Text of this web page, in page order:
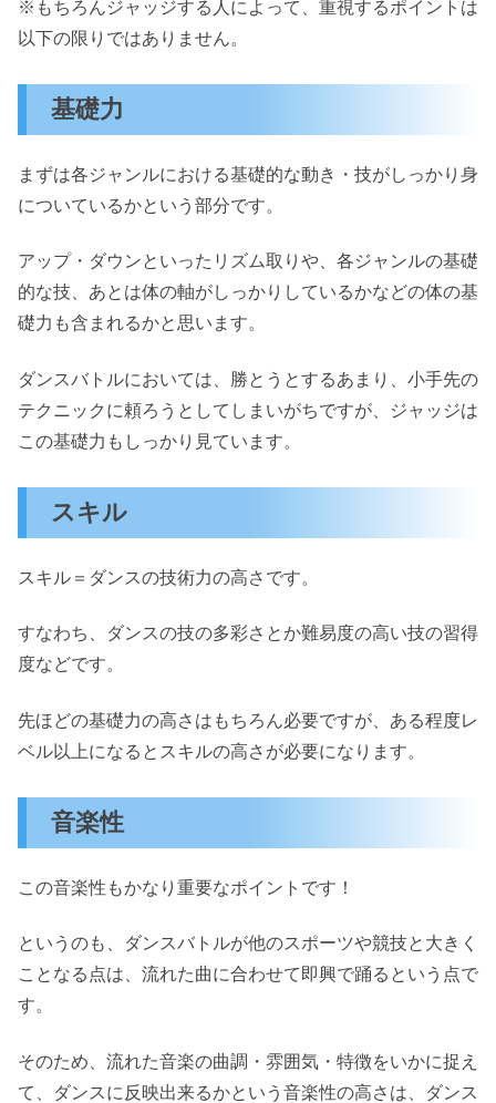
※もちろんジャッジする人によって、重視するポイントは
以下の限りではありません。
基礎力
まずは各ジャンルにおける基礎的な動き・技がしっかり身
についているかという部分です。
アップ・ダウンといったリズム取りや、各ジャンルの基礎
的な技、あとは体の軸がしっかりしているかなどの体の基
礎力も含まれるかと思います。
ダンスバトルにおいては、勝とうとするあまり、小手先の
テクニックに頼ろうとしてしまいがちですが、ジャッジは
この基礎力もしっかり見ています。
スキル
スキル＝ダンスの技術力の高さです。
すなわち、ダンスの技の多彩さとか難易度の高い技の習得
度などです。
先ほどの基礎力の高さはもちろん必要ですが、ある程度レ
ベル以上になるとスキルの高さが必要になります。
音楽性
この音楽性もかなり重要なポイントです！
というのも、ダンスバトルが他のスポーツや競技と大きく
ことなる点は、流れた曲に合わせて即興で踊るという点で
す。
そのため、流れた音楽の曲調・雰囲気・特徴をいかに捉え
て、ダンスに反映出来るかという音楽性の高さは、ダンス